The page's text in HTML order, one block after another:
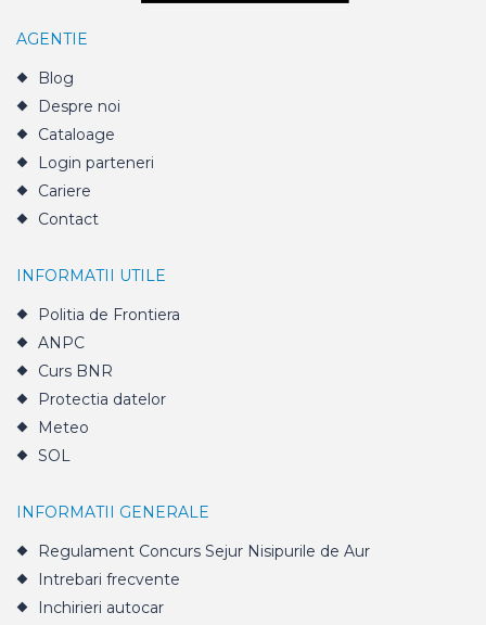
AGENTIE
Blog
Despre noi
Cataloage
Login parteneri
Cariere
Contact
INFORMATII UTILE
Politia de Frontiera
ANPC
Curs BNR
Protectia datelor
Meteo
SOL
INFORMATII GENERALE
Regulament Concurs Sejur Nisipurile de Aur
Intrebari frecvente
Inchirieri autocar